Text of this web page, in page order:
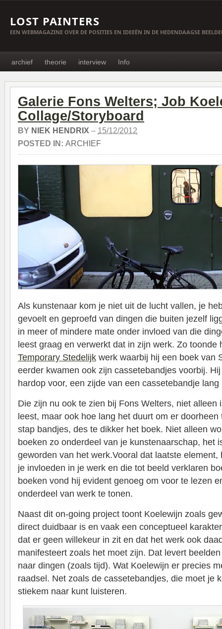
LOST PAINTERS
EEN WEBMAGAZINE OVER DE POSITIES EN IDEEËN IN DE HEDENDAAGSE
archief theorie interview Info
Galerie Fons Welters; Job
Collage/Storyboard
BY NIEK HENDRIX – 15/12/2012
POSTED IN: ARCHIEF
Als kunstenaar kom je niet uit de lucht vallen, je
gevoelt en geproefd van dingen die buiten jezelf
in meer of mindere mate onder invloed van die
leest graag en verwerkt dat in zijn werk. Zo toonde
Temporary Stedelijk werk waarbij hij een boek van
eerder kwamen ook zijn cassetebandjes voorbij.
hardop voor, een zijde van een cassetebandje
Die zijn nu ook te zien bij Fons Welters, niet alleen
leest, maar ook hoe lang het duurt om er
stap bandjes, des te dikker het boek. Niet alleen
boeken zo onderdeel van je kunstenaarschap, het
geworden van het werk.Vooral dat laatste
je invloeden in je werk en die tot beeld verklaren
boeken vond hij evident genoeg om voor te lezen
onderdeel van werk te tonen.
Naast dit on-going project toont Koelewijn zoals
direct duidbaar is en vaak een conceptueel
dat er geen willekeur in zit en dat het werk ook
manifesteert zoals het moet zijn. Dat levert
naar dingen (zoals tijd). Wat Koelewijn er precies
raadsel. Net zoals de cassetebandjes, die moet je
stiekem naar kunt luisteren.